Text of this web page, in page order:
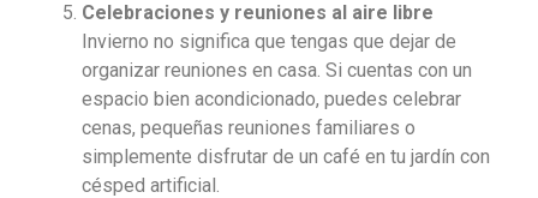
Celebraciones y reuniones al aire libre
Invierno no significa que tengas que dejar de
organizar reuniones en casa. Si cuentas con un
espacio bien acondicionado, puedes celebrar
cenas, pequeñas reuniones familiares o
simplemente disfrutar de un café en tu jardín con
césped artificial.